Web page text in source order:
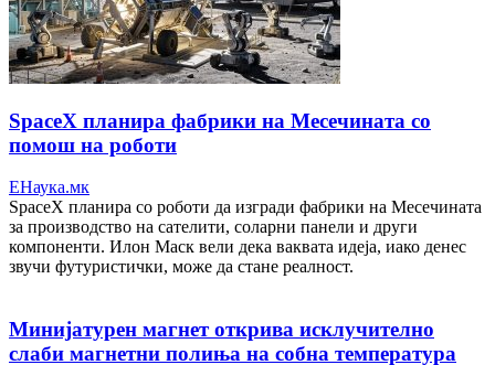
SpaceX планира фабрики на Месечината со
помош на роботи
ЕНаука.мк
SpaceX планира со роботи да изгради фабрики на Месечината
за производство на сателити, соларни панели и други
компоненти. Илон Маск вели дека ваквата идеја, иако денес
звучи футуристички, може да стане реалност.
Минијатурен магнет открива исклучително
слаби магнетни полиња на собна температура